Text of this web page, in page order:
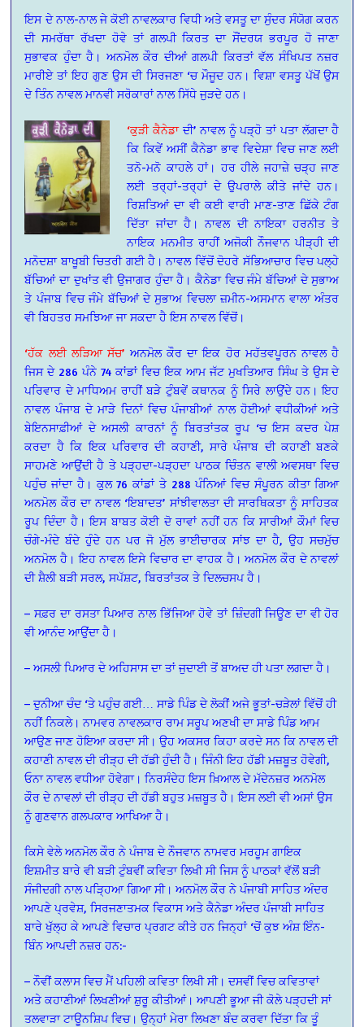
ਇਸ ਦੇ ਨਾਲ-ਨਾਲ ਜੇ ਕੋਈ ਨਾਵਲਕਾਰ ਵਿਧੀ ਅਤੇ ਵਸਤੂ ਦਾ ਸੁੰਦਰ ਸੰਯੋਗ ਕਰਨ
ਦੀ ਸਮਰੱਥਾ ਰੱਖਦਾ ਹੋਵੇ ਤਾਂ ਗਲਪੀ ਕਿਰਤ ਦਾ ਸੌਂਦਰਯ ਭਰਪੂਰ ਹੋ ਜਾਣਾ
ਸੁਭਾਵਕ ਹੁੰਦਾ ਹੈ। ਅਨਮੋਲ ਕੌਰ ਦੀਆਂ ਗਲਪੀ ਕਿਰਤਾਂ ਵੱਲ ਸੰਖਿਪਤ ਨਜ਼ਰ
ਮਾਰੀਏ ਤਾਂ ਇਹ ਗੁਣ ਉਸ ਦੀ ਸਿਰਜਣਾ ‘ਚ ਮੌਜੂਦ ਹਨ। ਵਿਸ਼ਾ ਵਸਤੂ ਪੱਖੋਂ ਉਸ
ਦੇ ਤਿੰਨ ਨਾਵਲ ਮਾਨਵੀ ਸਰੋਕਾਰਾਂ ਨਾਲ ਸਿੱਧੇ ਜੁੜਦੇ ਹਨ।
‘ਕੁੜੀ ਕੈਨੇਡਾਦੀ’ ਨਾਵਲ ਨੂੰ ਪੜ੍ਹੋ ਤਾਂ ਪਤਾ ਲੱਗਦਾ ਹੈ
ਕਿ ਕਿਵੇਂ ਅਸੀਂ ਕੈਨੇਡਾ ਭਾਵ ਵਿਦੇਸ਼ਾ ਵਿਚ ਜਾਣ ਲਈ
ਤਨੋ-ਮਨੋ ਕਾਹਲੇ ਹਾਂ। ਹਰ ਹੀਲੇ ਜਹਾਜ਼ੇ ਚੜ੍ਹ ਜਾਣ
ਲਈ ਤਰ੍ਹਾਂ-ਤਰ੍ਹਾਂ ਦੇ ਉਪਰਾਲੇ ਕੀਤੇ ਜਾਂਦੇ ਹਨ।
ਰਿਸ਼ਤਿਆਂ ਦਾ ਵੀ ਕਈ ਵਾਰੀ ਮਾਣ-ਤਾਣ ਛਿੱਕੇ ਟੰਗ
ਦਿੱਤਾ ਜਾਂਦਾ ਹੈ। ਨਾਵਲ ਦੀ ਨਾਇਕਾ ਹਰਨੀਤ ਤੇ
ਨਾਇਕ ਮਨਮੀਤ ਰਾਹੀਂ ਅਜੋਕੀ ਨੌਜਵਾਨ ਪੀੜ੍ਹੀ ਦੀ
ਮਨੋਦਸ਼ਾ ਬਾਖੂਬੀ ਚਿਤਰੀ ਗਈ ਹੈ। ਨਾਵਲ ਵਿੱਚੋਂ ਦੋਹਰੇ ਸੱਭਿਆਚਾਰ ਵਿਚ ਪਲ੍ਹੇ
ਬੱਚਿਆਂ ਦਾ ਦੁਖਾਂਤ ਵੀ ਉਜਾਗਰ ਹੁੰਦਾ ਹੈ। ਕੈਨੇਡਾ ਵਿਚ ਜੰਮੇ ਬੱਚਿਆਂ ਦੇ ਸੁਭਾਅ
ਤੇ ਪੰਜਾਬ ਵਿਚ ਜੰਮੇ ਬੱਚਿਆਂ ਦੇ ਸੁਭਾਅ ਵਿਚਲਾ ਜ਼ਮੀਨ-ਅਸਮਾਨ ਵਾਲਾ ਅੰਤਰ
ਵੀ ਬਿਹਤਰ ਸਮਝਿਆ ਜਾ ਸਕਦਾ ਹੈ ਇਸ ਨਾਵਲ ਵਿੱਚੋਂ।
‘ਹੱਕ ਲਈ ਲੜਿਆ ਸੱਚ’ ਅਨਮੋਲ ਕੌਰ ਦਾ ਇਕ ਹੋਰ ਮਹੱਤਵਪੂਰਨ ਨਾਵਲ ਹੈ
ਜਿਸ ਦੇ 286 ਪੰਨੇ 74 ਕਾਂਡਾਂ ਵਿਚ ਇਕ ਆਮ ਜੱਟ ਮੁਖਤਿਆਰ ਸਿੰਘ ਤੇ ਉਸ ਦੇ
ਪਰਿਵਾਰ ਦੇ ਮਾਧਿਅਮ ਰਾਹੀਂ ਬੜੇ ਟੁੰਬਵੇਂ ਕਥਾਨਕ ਨੂੰ ਸਿਰੇ ਲਾਉਂਦੇ ਹਨ। ਇਹ
ਨਾਵਲ ਪੰਜਾਬ ਦੇ ਮਾੜੇ ਦਿਨਾਂ ਵਿਚ ਪੰਜਾਬੀਆਂ ਨਾਲ ਹੋਈਆਂ ਵਧੀਕੀਆਂ ਅਤੇ
ਬੇਇਨਸਾਫ਼ੀਆਂ ਦੇ ਅਸਲੀ ਕਾਰਨਾਂ ਨੂੰ ਬਿਰਤਾਂਤਕ ਰੂਪ ‘ਚ ਇਸ ਕਦਰ ਪੇਸ਼
ਕਰਦਾ ਹੈ ਕਿ ਇਕ ਪਰਿਵਾਰ ਦੀ ਕਹਾਣੀ, ਸਾਰੇ ਪੰਜਾਬ ਦੀ ਕਹਾਣੀ ਬਣਕੇ
ਸਾਹਮਣੇ ਆਉਂਦੀ ਹੈ ਤੇ ਪੜ੍ਹਦਾ-ਪੜ੍ਹਦਾ ਪਾਠਕ ਚਿੰਤਨ ਵਾਲੀ ਅਵਸਥਾ ਵਿਚ
ਪਹੁੰਚ ਜਾਂਦਾ ਹੈ। ਕੁਲ 76 ਕਾਂਡਾਂ ਤੇ 288 ਪੰਨਿਆਂ ਵਿਚ ਸੰਪੂਰਨ ਕੀਤਾ ਗਿਆ
ਅਨਮੋਲ ਕੌਰ ਦਾ ਨਾਵਲ ‘ਇਬਾਦਤ’ ਸਾਂਝੀਵਾਲਤਾ ਦੀ ਸਾਰਥਿਕਤਾ ਨੂੰ ਸਾਹਿਤਕ
ਰੂਪ ਦਿੰਦਾ ਹੈ। ਇਸ ਬਾਬਤ ਕੋਈ ਦੋ ਰਾਵਾਂ ਨਹੀਂ ਹਨ ਕਿ ਸਾਰੀਆਂ ਕੌਮਾਂ ਵਿਚ
ਚੰਗੇ-ਮੰਦੇ ਬੰਦੇ ਹੁੰਦੇ ਹਨ ਪਰ ਜੋ ਮੁੱਲ ਭਾਈਚਾਰਕ ਸਾਂਝ ਦਾ ਹੈ, ਉਹ ਸਚਮੁੱਚ
ਅਨਮੋਲ ਹੈ। ਇਹ ਨਾਵਲ ਇਸੇ ਵਿਚਾਰ ਦਾ ਵਾਹਕ ਹੈ। ਅਨਮੋਲ ਕੌਰ ਦੇ ਨਾਵਲਾਂ
ਦੀ ਸ਼ੈਲੀ ਬੜੀ ਸਰਲ, ਸਪੱਸ਼ਟ, ਬਿਰਤਾਂਤਕ ਤੇ ਦਿਲਚਸਪ ਹੈ।
– ਸਫ਼ਰ ਦਾ ਰਸਤਾ ਪਿਆਰ ਨਾਲ ਭਿੱਜਿਆ ਹੋਵੇ ਤਾਂ ਜ਼ਿੰਦਗੀ ਜਿਊਣ ਦਾ ਵੀ ਹੋਰ
ਵੀ ਆਨੰਦ ਆਉਂਦਾ ਹੈ।
– ਅਸਲੀ ਪਿਆਰ ਦੇ ਅਹਿਸਾਸ ਦਾ ਤਾਂ ਜੁਦਾਈ ਤੋਂ ਬਾਅਦ ਹੀ ਪਤਾ ਲਗਦਾ ਹੈ।
– ਦੁਨੀਆ ਚੰਦ ‘ਤੇ ਪਹੁੰਚ ਗਈ… ਸਾਡੇ ਪਿੰਡ ਦੇ ਲੋਕੀਂ ਅਜੇ ਭੂਤਾਂ-ਚੜੇਲਾਂ ਵਿੱਚੋਂ ਹੀ
ਨਹੀਂ ਨਿਕਲੇ। ਨਾਮਵਰ ਨਾਵਲਕਾਰ ਰਾਮ ਸਰੂਪ ਅਣਖੀ ਦਾ ਸਾਡੇ ਪਿੰਡ ਆਮ
ਆਉਣ ਜਾਣ ਹੋਇਆ ਕਰਦਾ ਸੀ। ਉਹ ਅਕਸਰ ਕਿਹਾ ਕਰਦੇ ਸਨ ਕਿ ਨਾਵਲ ਦੀ
ਕਹਾਣੀ ਨਾਵਲ ਦੀ ਰੀੜ੍ਹ ਦੀ ਹੱਡੀ ਹੁੰਦੀ ਹੈ। ਜਿੰਨੀ ਇਹ ਹੱਡੀ ਮਜ਼ਬੂਤ ਹੋਵੇਗੀ,
ਓਨਾ ਨਾਵਲ ਵਧੀਆ ਹੋਵੇਗਾ। ਨਿਰਸੰਦੇਹ ਇਸ ਖ਼ਿਆਲ ਦੇ ਮੱਦੇਨਜ਼ਰ ਅਨਮੋਲ
ਕੌਰ ਦੇ ਨਾਵਲਾਂ ਦੀ ਰੀੜ੍ਹ ਦੀ ਹੱਡੀ ਬਹੁਤ ਮਜ਼ਬੂਤ ਹੈ। ਇਸ ਲਈ ਵੀ ਅਸਾਂ ਉਸ
ਨੂੰ ਗੁਣਵਾਨ ਗਲਪਕਾਰ ਆਖਿਆ ਹੈ।
ਕਿਸੇ ਵੇਲੇ ਅਨਮੋਲ ਕੌਰ ਨੇ ਪੰਜਾਬ ਦੇ ਨੌਜਵਾਨ ਨਾਮਵਰ ਮਰਹੂਮ ਗਾਇਕ
ਇਸ਼ਮੀਤ ਬਾਰੇ ਵੀ ਬੜੀ ਟੁੰਬਵੀਂ ਕਵਿਤਾ ਲਿਖੀ ਸੀ ਜਿਸ ਨੂੰ ਪਾਠਕਾਂ ਵੱਲੋਂ ਬੜੀ
ਸੰਜੀਦਗੀ ਨਾਲ ਪੜ੍ਹਿਆ ਗਿਆ ਸੀ। ਅਨਮੋਲ ਕੌਰ ਨੇ ਪੰਜਾਬੀ ਸਾਹਿਤ ਅੰਦਰ
ਆਪਣੇ ਪ੍ਰਵੇਸ਼, ਸਿਰਜਣਾਤਮਕ ਵਿਕਾਸ ਅਤੇ ਕੈਨੇਡਾ ਅੰਦਰ ਪੰਜਾਬੀ ਸਾਹਿਤ
ਬਾਰੇ ਖੁੱਲ੍ਹ ਕੇ ਆਪਣੇ ਵਿਚਾਰ ਪ੍ਰਗਟ ਕੀਤੇ ਹਨ ਜਿਨ੍ਹਾਂ ‘ਚੋਂ ਕੁਝ ਅੰਸ਼ ਇੰਨ-
ਬਿੰਨ ਆਪਦੀ ਨਜ਼ਰ ਹਨ:-
– ਨੌਵੀਂ ਕਲਾਸ ਵਿਚ ਮੈਂ ਪਹਿਲੀ ਕਵਿਤਾ ਲਿਖੀ ਸੀ। ਦਸਵੀਂ ਵਿਚ ਕਵਿਤਾਵਾਂ
ਅਤੇ ਕਹਾਣੀਆਂ ਲਿਖਣੀਆਂ ਸ਼ੁਰੂ ਕੀਤੀਆਂ। ਆਪਣੀ ਭੂਆ ਜੀ ਕੋਲੇ ਪੜ੍ਹਦੀ ਸਾਂ
ਤਲਵਾੜਾ ਟਾਊਨਸ਼ਿਪ ਵਿਚ। ਉਨ੍ਹਾਂ ਮੇਰਾ ਲਿਖਣਾ ਬੰਦ ਕਰਵਾ ਦਿੱਤਾ ਕਿ ਤੂੰ